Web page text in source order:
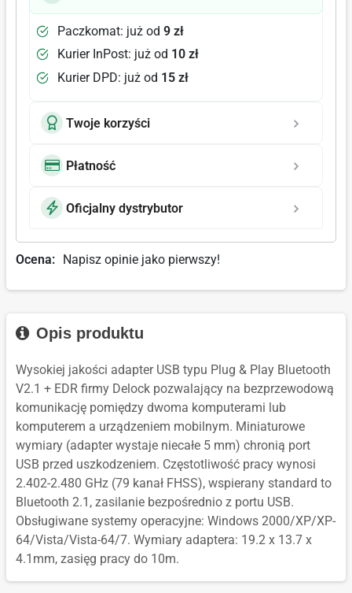
Paczkomat: już od 9 zł
Kurier InPost: już od 10 zł
Kurier DPD: już od 15 zł
Twoje korzyści
Płatność
Oficjalny dystrybutor
Ocena: Napisz opinie jako pierwszy!
Opis produktu
Wysokiej jakości adapter USB typu Plug & Play Bluetooth
V2.1 + EDR firmy Delock pozwalający na bezprzewodową
komunikację pomiędzy dwoma komputerami lub
komputerem a urządzeniem mobilnym. Miniaturowe
wymiary (adapter wystaje niecałe 5 mm) chronią port
USB przed uszkodzeniem. Częstotliwość pracy wynosi
2.402-2.480 GHz (79 kanał FHSS), wspierany standard to
Bluetooth 2.1, zasilanie bezpośrednio z portu USB.
Obsługiwane systemy operacyjne: Windows 2000/XP/XP-
64/Vista/Vista-64/7. Wymiary adaptera: 19.2 x 13.7 x
4.1mm, zasięg pracy do 10m.